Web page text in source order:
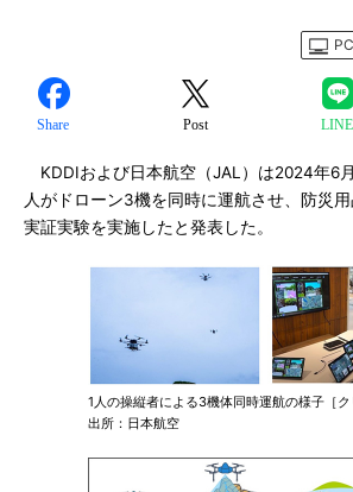
Share Post LINE
KDDIおよび日本航空（JAL）は2024年6
人がドローン3機を同時に運航させ、防災
実証実験を実施したと発表した。
1人の操縦者による3機体同時運航の様子［ク
出所：日本航空